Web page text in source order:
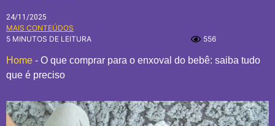
24/11/2025
MAIS CONTEÚDOS
5 MINUTOS DE LEITURA
556
Home - O que comprar para o enxoval do bebê: saiba tudo
que é preciso